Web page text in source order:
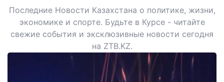
Последние Новости Казахстана о политике, жизни,
экономике и спорте. Будьте в Курсе - читайте
свежие события и эксклюзивные новости сегодня
на ZTB.KZ.